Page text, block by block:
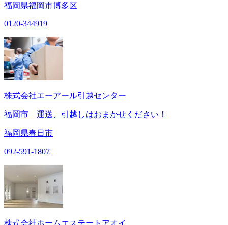
福岡県福岡市博多区
0120-344919
株式会社エーアール引越センター
福岡市 運送、引越しはおまかせください！
福岡県春日市
092-591-1807
株式会社ホームエステートアオイ